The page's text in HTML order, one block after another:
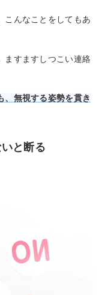
こんなことをしてもあ
ますますしつこい連絡
、無視する姿勢を貫き
と断る